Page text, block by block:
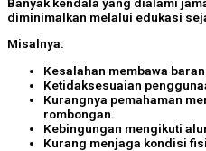
diminimalkan melalui edukasi
Misalnya:
Kesalahan membawa
Ketidaksesuaian
Kurangnya pemahaman
rombongan.
Kebingungan mengikuti
Kurang menjaga kondisi